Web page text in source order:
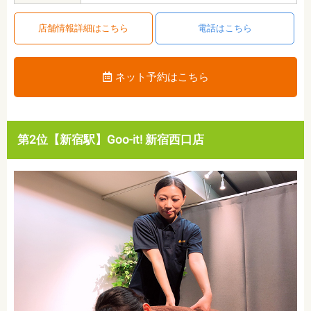
店舗情報詳細はこちら 電話はこちら
ネット予約はこちら
第2位【新宿駅】Goo-it! 新宿西口店